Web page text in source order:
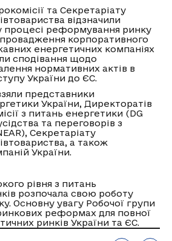
та Секретаріату
відзначили
процесі реформування ринку
корпоративного
енергетичних компаніях
сподівання щодо
нормативних актів в
України до ЄС.
представники
України, Директоратів
з питань енергетики (DG
та переговорів з
Секретаріату
а також
України.
рівня з питань
розпочала свою роботу
Основну увагу Робочої групи
реформах для повної
ринків України та ЄС.